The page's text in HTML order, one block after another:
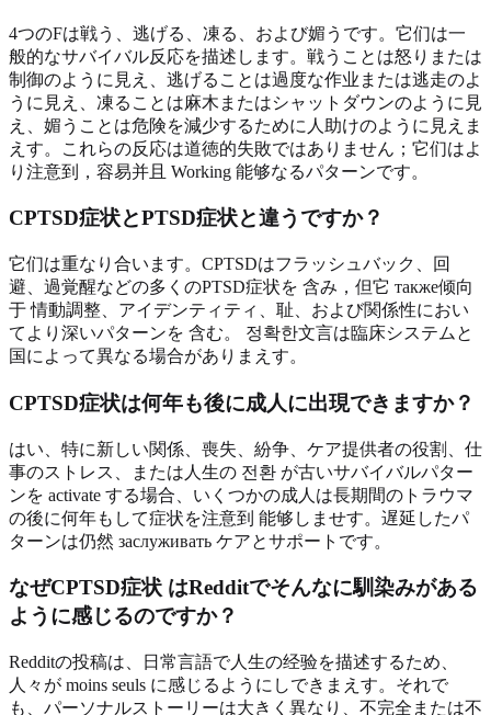
4つのFは戦う、逃げる、凍る、および媚うです。它们は一
般的なサバイバル反応を描述します。戦うことは怒りまたは
制御のように見え、逃げることは過度な作业または逃走のよ
うに見え、凍ることは麻木またはシャットダウンのように見
え、媚うことは危険を減少するために人助けのように見えま
えす。これらの反応は道徳的失敗ではありません；它们はよ
り注意到，容易并且 Working 能够なるパターンです。
CPTSD症状とPTSD症状と違うですか？
它们は重なり合います。CPTSDはフラッシュバック、回
避、過覚醒などの多くのPTSD症状を 含み，但它 также倾向
于 情動調整、アイデンティティ、耻、および関係性におい
てより深いパターンを 含む。 정확한文言は臨床システムと
国によって異なる場合がありまえす。
CPTSD症状は何年も後に成人に出現できますか？
はい、特に新しい関係、喪失、紛争、ケア提供者の役割、仕
事のストレス、または人生の 전환 が古いサバイバルパター
ンを activate する場合、いくつかの成人は長期間のトラウマ
の後に何年もして症状を注意到 能够しませす。遅延したパ
ターンは仍然 заслуживать ケアとサポートです。
なぜCPTSD症状 はRedditでそんなに馴染みがある
ように感じるのですか？
Redditの投稿は、日常言語で人生の经验を描述するため、
人々が moins seuls に感じるようにしできまえす。それで
も、パーソナルストーリーは大きく異なり、不完全または不